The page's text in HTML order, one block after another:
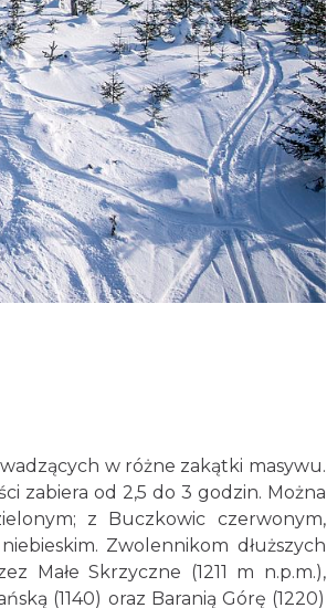
w różne zakątki masywu.
zabiera od 2,5 do 3 godzin. Można
z Buczkowic czerwonym,
Zwolennikom dłuższych
Małe Skrzyczne (1211 m n.p.m.),
(1140) oraz Baranią Górę (1220)